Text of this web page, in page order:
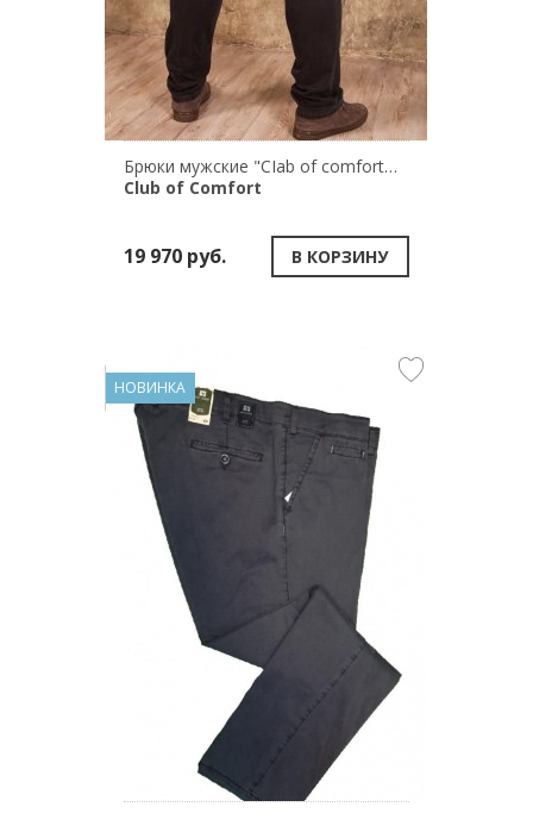
Брюки мужские "CIab of comfort" GARVEY 6429/2
Club of Comfort
19 970 руб. В КОРЗИНУ
НОВИНКА